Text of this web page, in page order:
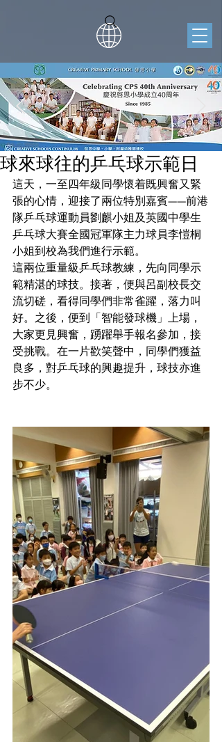
球來球往的乒乓球示範日
這天，一至四年級同學懷着既興奮又緊
張的心情，迎接了兩位特別嘉賓——前港
隊乒乓球運動員劉麒小姐及英國中學生
乒乓球大賽全國冠軍隊主力球員李愷桐
小姐到校為我們進行示範。
這兩位重量級乒乓球教練，先向同學示
範精湛的球技。接著，便與呂副校長交
流切磋，看得同學們非常雀躍，落力叫
好。之後，便到「智能發球機」上場，
大家更見興奮，踴躍舉手報名參加，接
受挑戰。在一片歡笑聲中，同學們獲益
良多，對乒乓球的興趣提升，球技亦進
步不少。